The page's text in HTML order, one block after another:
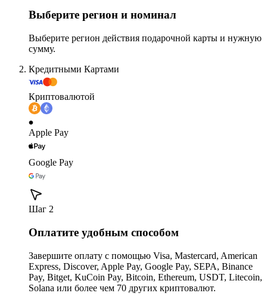
Выберите регион и номинал
Выберите регион действия подарочной карты и нужную
сумму.
Кредитными Картами
Криптовалютой
Apple Pay
Google Pay
Шаг 2
Оплатите удобным способом
Завершите оплату с помощью Visa, Mastercard, American
Express, Discover, Apple Pay, Google Pay, SEPA, Binance
Pay, Bitget, KuCoin Pay, Bitcoin, Ethereum, USDT, Litecoin,
Solana или более чем 70 других криптовалют.